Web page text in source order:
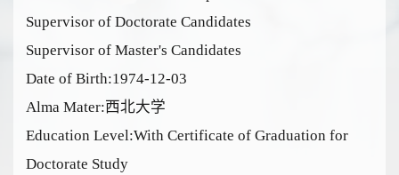
Supervisor of Doctorate Candidates
Supervisor of Master's Candidates
Date of Birth:1974-12-03
Alma Mater:西北大学
Education Level:With Certificate of Graduation for
Doctorate Study